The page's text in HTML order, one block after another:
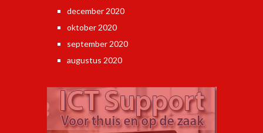
december 2020
oktober 2020
september 2020
augustus 2020